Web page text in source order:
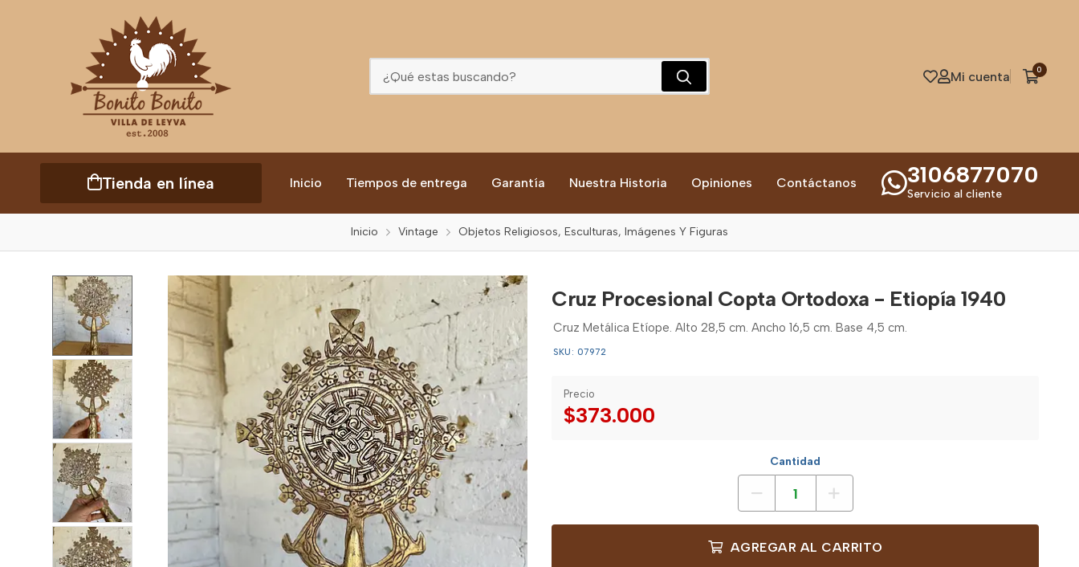
Mi cuenta 0
Tienda en línea Inicio Tiempos de entrega Garantía Nuestra Historia Opiniones Contáctanos 3106877070
Servicio al cliente
Inicio Vintage Objetos Religiosos, Esculturas, Imágenes Y Figuras
Cruz Procesional Copta Ortodoxa - Etiopía 1940
Cruz Metálica Etíope. Alto 28,5 cm. Ancho 16,5 cm. Base 4,5 cm.
SKU: 07972
Precio
$373.000
Cantidad
AGREGAR AL CARRITO